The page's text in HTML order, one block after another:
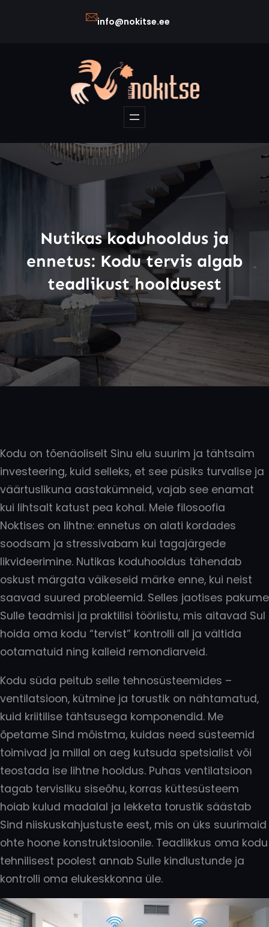
info@nokitse.ee
Nutikas koduhooldus ja
ennetus: Kodu tervis algab
teadlikust hooldusest
Kodu on tõenäoliselt Sinu elu suurim ja tähtsaim
investeering, kuid selleks, et see püsiks turvalise ja
väärtuslikuna aastakümneid, vajab see enamat
kui lihtsalt katust pea kohal. Meie filosoofia
Noktises on lihtne: ennetus on alati kordades
soodsam ja stressivabam kui tagajärgede
likvideerimine. Nutikas koduhooldus tähendab
oskust märgata väikeseid märke enne, kui neist
saavad suured probleemid. Selles jaotises pakume
Sulle teadmisi ja praktilisi tööriistu, mis aitavad Sul
hoida oma kodu “tervist” kontrolli all ja vältida
ootamatuid ning kalleid remondiarveid.
Kodu süda peitub selle tehnosüsteemides –
ventilatsioon, kütmine ja torustik on nähtamatud,
kuid kriitilise tähtsusega komponendid. Me
õpetame Sind mõistma, kuidas need süsteemid
toimivad ja millal on aeg kutsuda spetsialist või
teostada ise lihtne hooldus. Puhas ventilatsioon
tagab tervisliku siseõhu, korras küttesüsteem
hoiab kulud madalal ja lekketa torustik säästab
Sind niiskuskahjustuste eest, mis on üks suurimaid
ohte hoone konstruktsioonile. Teadlikkus oma kodu
tehnilisest poolest annab Sulle kindlustunde ja
kontrolli oma elukeskkonna üle.